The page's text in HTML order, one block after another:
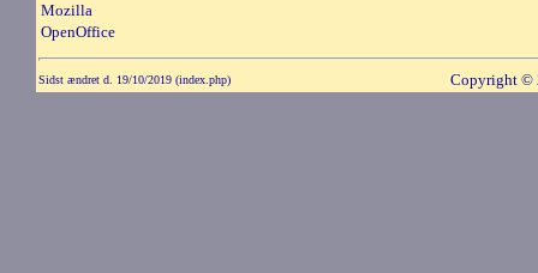
Mozilla
OpenOffice
Sidst ændret d. 19/10/2019 (index.php) Copyright ©